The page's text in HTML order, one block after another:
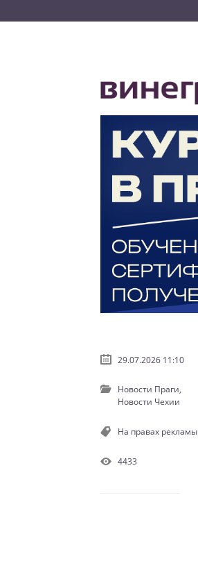
29.07.2026 11:10
Новости Праги,
Новости Чехии
На правах рекламы
4433